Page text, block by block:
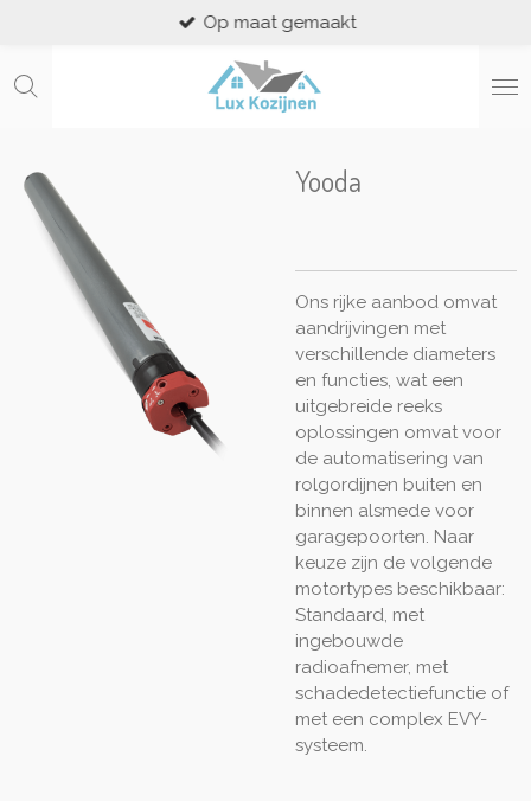
naar
Op maat gemaakt
Yooda
Ons rijke aanbod omvat
aandrijvingen met
verschillende diameters
en functies, wat een
uitgebreide reeks
oplossingen omvat voor
de automatisering van
rolgordijnen buiten en
binnen alsmede voor
garagepoorten. Naar
keuze zijn de volgende
motortypes beschikbaar:
Standaard, met
ingebouwde
radioafnemer, met
schadedetectiefunctie of
met een complex EVY-
systeem.